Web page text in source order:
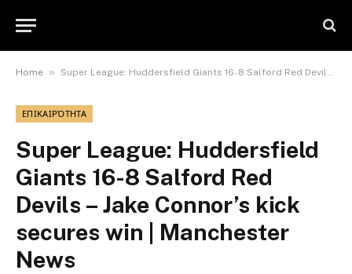
Home » Super League: Huddersfield Giants 16-8 Salford Red Devils – Jake Connor’s kick secures win | Manchester News
ΕΠΙΚΑΙΡΌΤΗΤΑ
Super League: Huddersfield
Giants 16-8 Salford Red
Devils – Jake Connor’s kick
secures win | Manchester
News